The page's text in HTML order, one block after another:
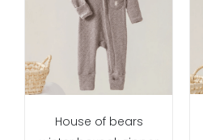
House of bears